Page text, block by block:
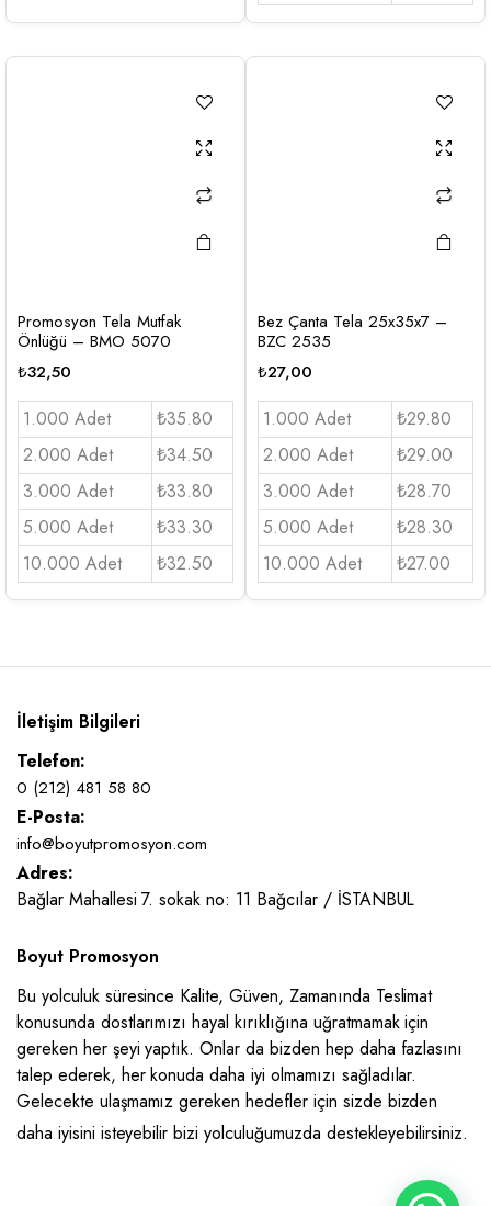
Promosyon Tela Mutfak
Önlüğü – BMO 5070
₺32,50
1.000 Adet
₺35.80
2.000 Adet
₺34.50
3.000 Adet
₺33.80
5.000 Adet
₺33.30
10.000 Adet
₺32.50
Bez Çanta Tela 25x35x7 –
BZC 2535
₺27,00
1.000 Adet
₺29.80
2.000 Adet
₺29.00
3.000 Adet
₺28.70
5.000 Adet
₺28.30
10.000 Adet
₺27.00
İletişim Bilgileri
Telefon:
0 (212) 481 58 80
E-Posta:
info@boyutpromosyon.com
Adres:
Bağlar Mahallesi 7. sokak no: 11 Bağcılar / İSTANBUL
Boyut Promosyon
Bu yolculuk süresince Kalite, Güven, Zamanında Teslimat
konusunda dostlarımızı hayal kırıklığına uğratmamak için
gereken her şeyi yaptık. Onlar da bizden hep daha fazlasını
talep ederek, her konuda daha iyi olmamızı sağladılar.
Gelecekte ulaşmamız gereken hedefler için sizde bizden
daha iyisini isteyebilir bizi yolculuğumuzda destekleyebilirsiniz.